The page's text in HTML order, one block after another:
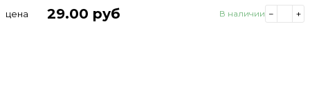
цена 29.00 руб В наличии